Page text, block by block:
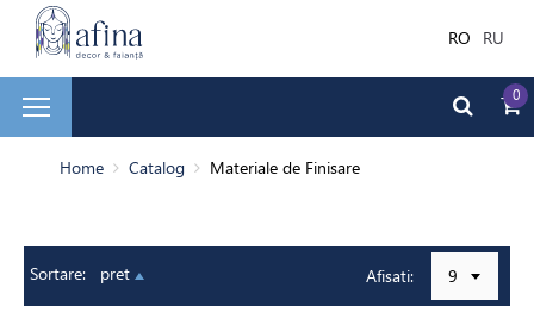
RO RU
faianță
0
Home Catalog Materiale de Finisare
Sortare: pret Afisati: 9